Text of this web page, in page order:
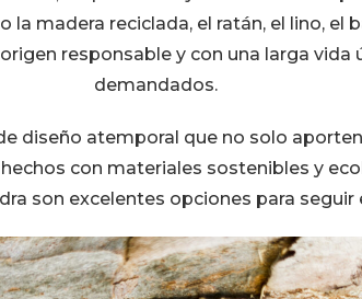
la madera reciclada, el ratán, el lino, el
responsable y con una larga vida
demandados.
diseño atemporal que no solo
con materiales sostenibles y
son excelentes opciones para seguir